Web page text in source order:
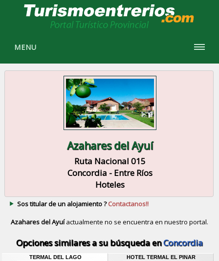
MENU
Azahares del Ayuí
Ruta Nacional 015
Concordia - Entre Ríos
Hoteles
Sos titular de un alojamiento ?Contactanos!!
Azahares del Ayuíactualmente no se encuentra en nuestro portal.
Opciones similares a su búsqueda enConcordia
TERMAL DEL LAGO HOTEL TERMAL EL PINAR